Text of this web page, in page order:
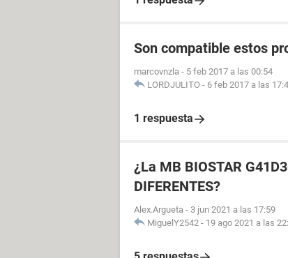
Son compatible estos
marcovnzla - 5 feb 2017 a las 00:54
LORDJULITO - 6 feb 2017 a las
1 respuesta
¿La MB BIOSTAR
DIFERENTES?
Alex.Argueta - 3 jun 2021 a las 17:59
MiguelY2542 - 19 ago 2021 a las